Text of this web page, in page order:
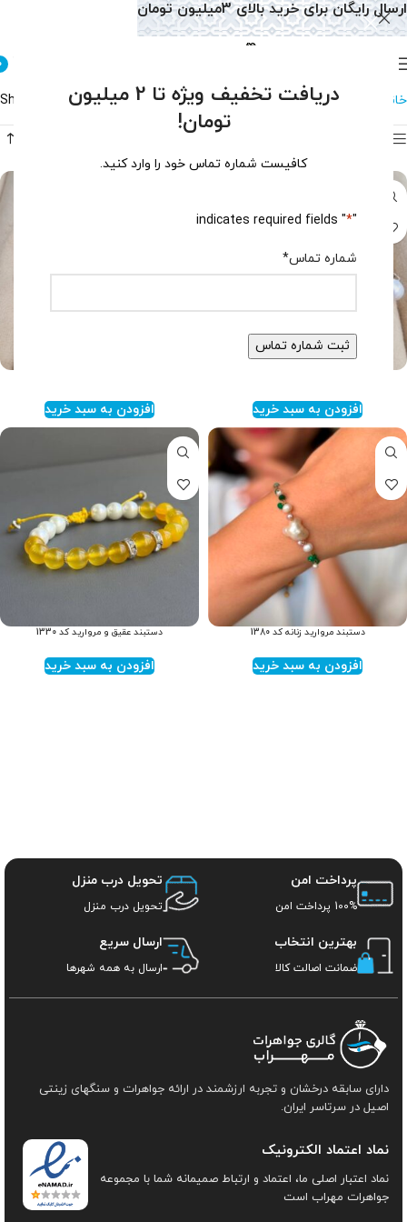
دریافت تخفیف ویژه تا 2 میلیون
تومان!
کافیست شماره تماس خود را وارد کنید.
"
*
" indicates required fields
شماره تماس*
خانه دستبند دستبند مروارید Showing all 4 results
افزودن به سبد خرید افزودن به سبد خرید
دستبند مروارید زنانه کد 1380
افزودن به سبد خرید
دستبند عقیق و مروارید کد 1330
افزودن به سبد خرید
پرداخت امن
100% پرداخت امن
تحویل درب منزل
تحویل درب منزل
بهترین انتخاب
ضمانت اصالت کالا
ارسال سریع
ارسال به همه شهرها
دارای سابقه درخشان و تجربه ارزشمند در ارائه جواهرات و سنگهای زینتی
اصیل در سرتاسر ایران.
نماد اعتماد الکترونیک
نماد اعتبار اصلی ما، اعتماد و ارتباط صمیمانه شما با مجموعه
جواهرات مهراب است
ارسال رایگان برای خرید بالای 3میلیون تومان